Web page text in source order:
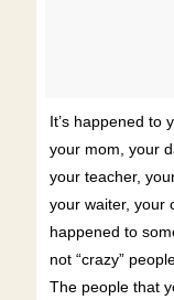
It’s happened to
your mom, your
your teacher,
your waiter, your
happened to
not “crazy”
The people that